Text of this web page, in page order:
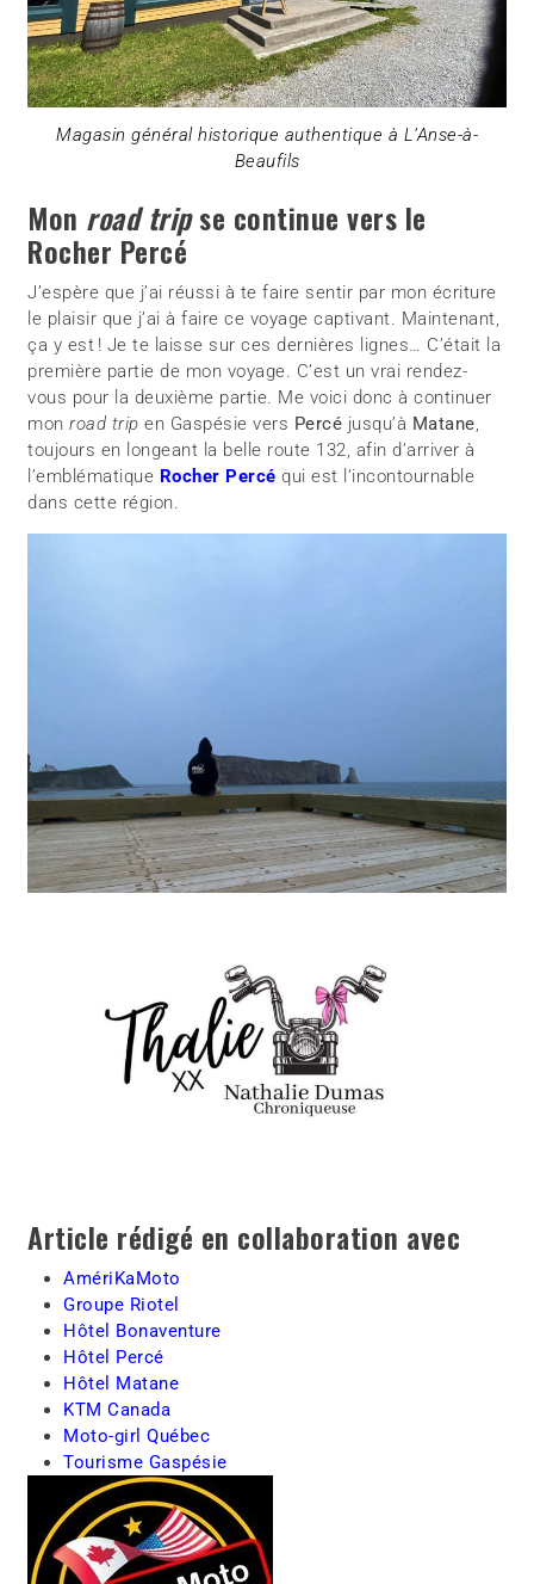
Magasin général historique authentique à L’Anse-à-
Beaufils
Mon road tripse continue vers le
Rocher Percé
J’espère que j’ai réussi à te faire sentir par mon écriture
le plaisir que j’ai à faire ce voyage captivant. Maintenant,
ça y est ! Je te laisse sur ces dernières lignes… C’était la
première partie de mon voyage. C’est un vrai rendez-
vous pour la deuxième partie. Me voici donc à continuer
monroad trip en Gaspésie vers Percé jusqu’à Matane,
toujours en longeant la belle route 132, afin d’arriver à
l’emblématique Rocher Percé qui est l’incontournable
dans cette région.
Article rédigé en collaboration avec
AmériKaMoto
Groupe Riotel
Hôtel Bonaventure
Hôtel Percé
Hôtel Matane
KTM Canada
Moto-girl Québec
Tourisme Gaspésie